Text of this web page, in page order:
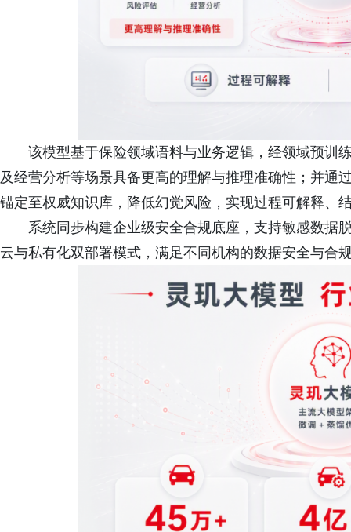
该模型基于保险领域语料与业务逻辑，经领域预训
及经营分析等场景具备更高的理解与推理准确性；并通
锚定至权威知识库，降低幻觉风险，实现过程可解释、
系统同步构建企业级安全合规底座，支持敏感数据
云与私有化双部署模式，满足不同机构的数据安全与合